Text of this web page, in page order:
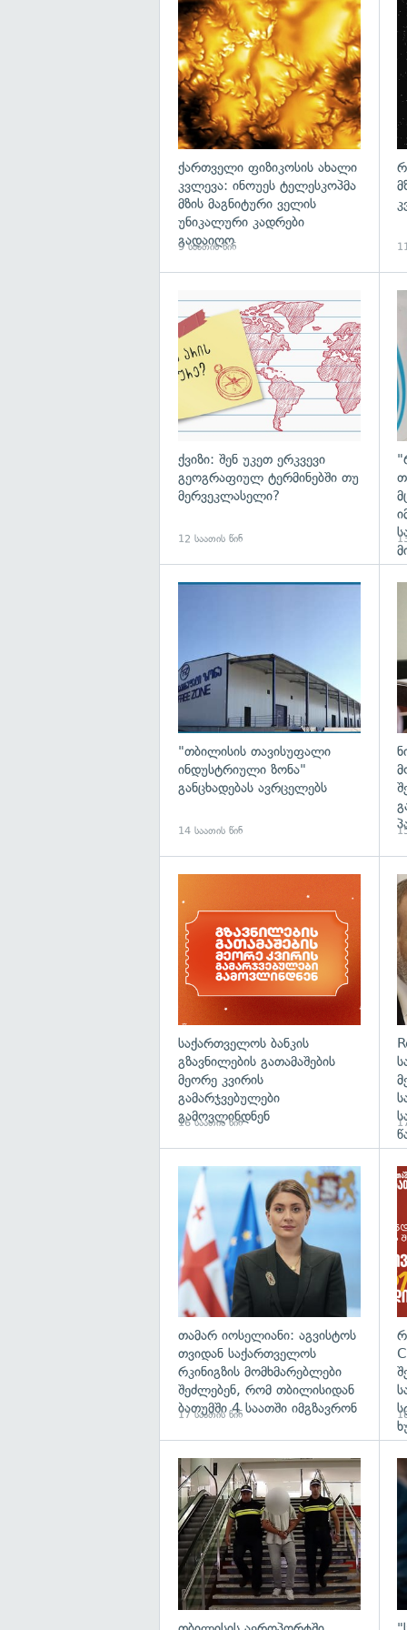
ქართველი ფიზიკოსის ახალი
კვლევა: ინოუეს ტელესკოპმა
მზის მაგნიტური ველის
უნიკალური კადრები
გადაიღო
9 საათის წინ
ქვიზი: შენ უკეთ ერკვევი
გეოგრაფიულ ტერმინებში თუ
მერვეკლასელი?
12 საათის წინ
"თბილისის თავისუფალი
ინდუსტრიული ზონა"
განცხადებას ავრცელებს
14 საათის წინ
საქართველოს ბანკის
გზავნილების გათამაშების
მეორე კვირის
გამარჯვებულები
გამოვლინდნენ
16 საათის წინ
თამარ იოსელიანი: აგვისტოს
თვიდან საქართველოს
რკინიგზის მომხმარებლები
შეძლებენ, რომ თბილისიდან
ბათუმში 4 საათში იმგზავრონ
17 საათის წინ